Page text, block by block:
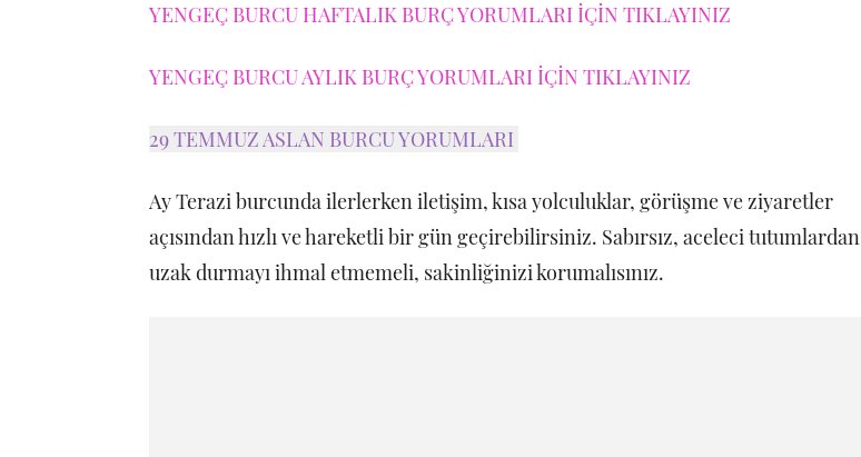
YENGEÇ BURCU HAFTALIK BURÇ YORUMLARI İÇİN TIKLAYINIZ
YENGEÇ BURCU AYLIK BURÇ YORUMLARI İÇİN TIKLAYINIZ
29 TEMMUZ ASLAN BURCU YORUMLARI
Ay Terazi burcunda ilerlerken iletişim, kısa yolculuklar, görüşme ve ziyaretler
açısından hızlı ve hareketli bir gün geçirebilirsiniz. Sabırsız, aceleci tutumlardan
uzak durmayı ihmal etmemeli, sakinliğinizi korumalısınız.